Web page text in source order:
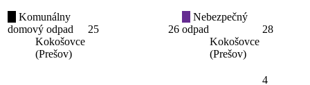
Komunálny
domový odpad
Kokošovce
(Prešov)
25 26
Nebezpečný
odpad
Kokošovce
(Prešov)
28
4